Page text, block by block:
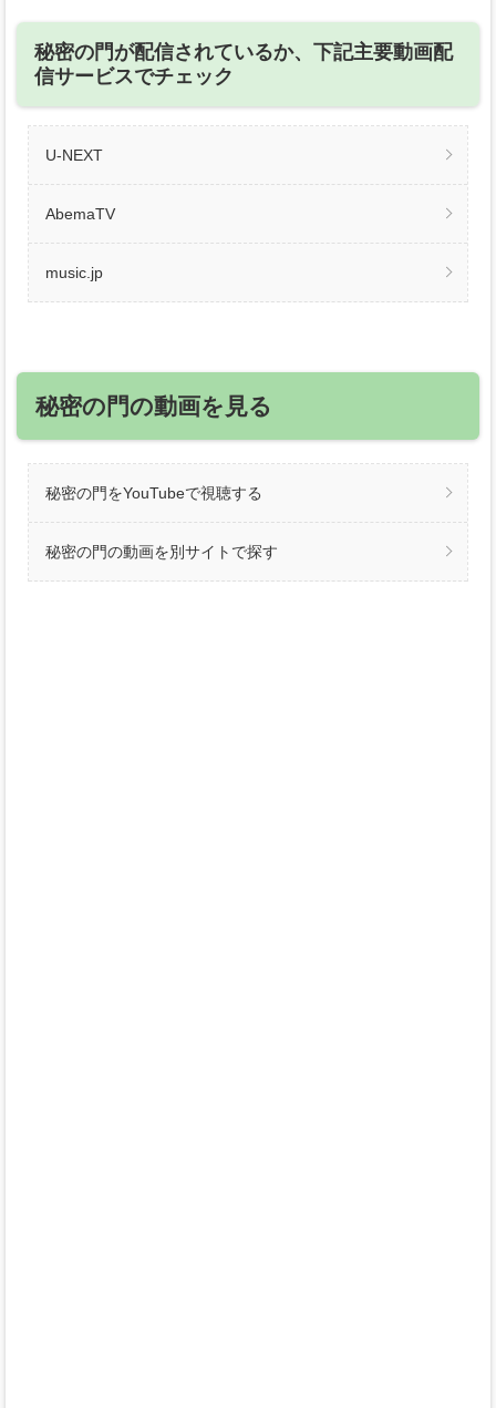
秘密の門が配信されているか、下記主要動画配
信サービスでチェック
U-NEXT
AbemaTV
music.jp
秘密の門の動画を見る
秘密の門をYouTubeで視聴する
秘密の門の動画を別サイトで探す